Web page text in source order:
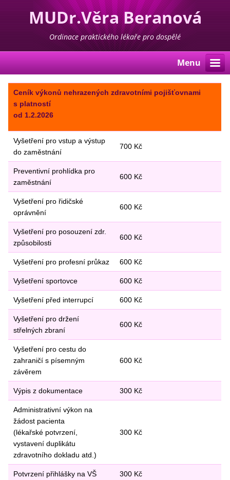
MUDr.Věra Beranová
Ordinace praktického lékaře pro dospělé
Menu
Ceník výkonů nehrazených zdravotními pojišťovnami
s platností
od 1.2.2026
Vyšetření pro vstup a výstup
do zaměstnání
700 Kč
Preventivní prohlídka pro
zaměstnání
600 Kč
Vyšetření pro řidičské
oprávnění
600 Kč
Vyšetření pro posouzení zdr.
způsobilosti
600 Kč
Vyšetření pro profesní průkaz 600 Kč
Vyšetření sportovce 600 Kč
Vyšetření před interrupcí 600 Kč
Vyšetření pro držení
střelných zbraní
600 Kč
Vyšetření pro cestu do
zahraničí s písemným
závěrem
600 Kč
Výpis z dokumentace 300 Kč
Administrativní výkon na
žádost pacienta
(lékařské potvrzení,
vystavení duplikátu
zdravotního dokladu atd.)
300 Kč
Potvrzení přihlášky na VŠ 300 Kč